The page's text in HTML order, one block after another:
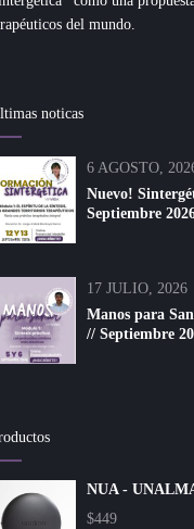
del mundo.
noticas
6 AGOSTO,
Nuevo!
Septiembre
17 JULIO, 2026
Manos para
// Septiembre
NUA -
$449